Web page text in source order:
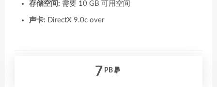
存储空间: 需要 10 GB 可用空间
声卡: DirectX 9.0c over
7 PB